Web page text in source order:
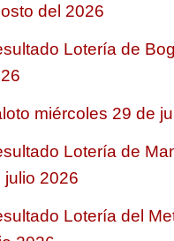
del 2026
Lotería de
miércoles 29 de
Lotería de
julio 2026
Lotería del